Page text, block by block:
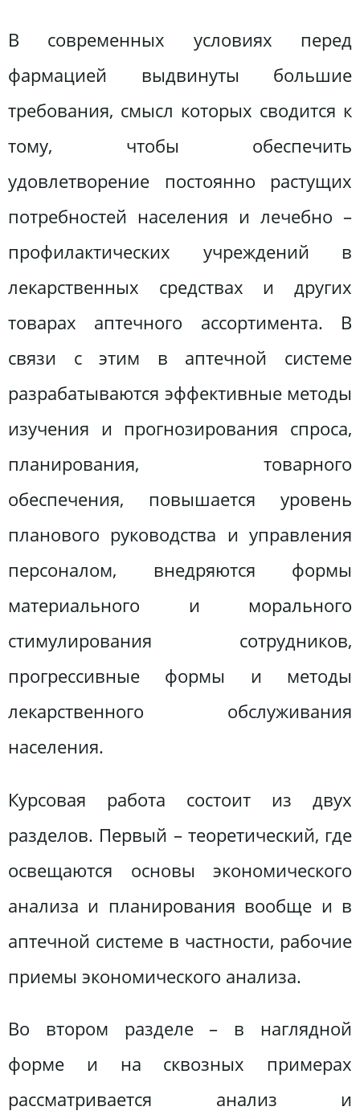
В современных условиях перед
фармацией выдвинуты большие
требования, смысл которых сводится к
тому, чтобы обеспечить
удовлетворение постоянно растущих
потребностей населения и лечебно –
профилактических учреждений в
лекарственных средствах и других
товарах аптечного ассортимента. В
связи с этим в аптечной системе
разрабатываются эффективные методы
изучения и прогнозирования спроса,
планирования, товарного
обеспечения, повышается уровень
планового руководства и управления
персоналом, внедряются формы
материального и морального
стимулирования сотрудников,
прогрессивные формы и методы
лекарственного обслуживания
населения.
Курсовая работа состоит из двух
разделов. Первый – теоретический, где
освещаются основы экономического
анализа и планирования вообще и в
аптечной системе в частности, рабочие
приемы экономического анализа.
Во втором разделе – в наглядной
форме и на сквозных примерах
рассматривается анализ и